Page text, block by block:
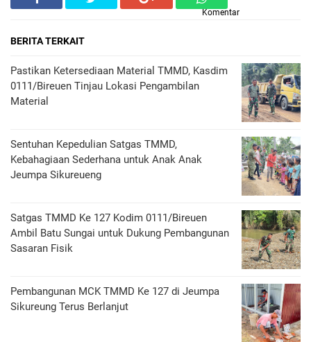
Komentar
BERITA TERKAIT
Pastikan Ketersediaan Material TMMD, Kasdim
0111/Bireuen Tinjau Lokasi Pengambilan
Material
Sentuhan Kepedulian Satgas TMMD,
Kebahagiaan Sederhana untuk Anak Anak
Jeumpa Sikureueng
Satgas TMMD Ke 127 Kodim 0111/Bireuen
Ambil Batu Sungai untuk Dukung Pembangunan
Sasaran Fisik
Pembangunan MCK TMMD Ke 127 di Jeumpa
Sikureung Terus Berlanjut